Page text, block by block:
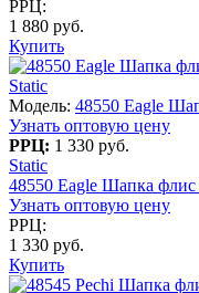
РРЦ:
1 880 руб.
Купить
Static
Модель: 48550 Eagle
Узнать оптовую цену
РРЦ: 1 330 руб.
Static
48550 Eagle Шапка флис
Узнать оптовую цену
РРЦ:
1 330 руб.
Купить